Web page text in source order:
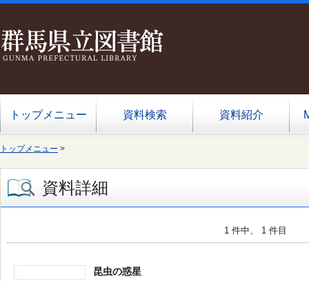
トップメニュー 資料検索 資料紹介
トップメニュー >
資料詳細
1 件中、 1 件目
昆虫の惑星